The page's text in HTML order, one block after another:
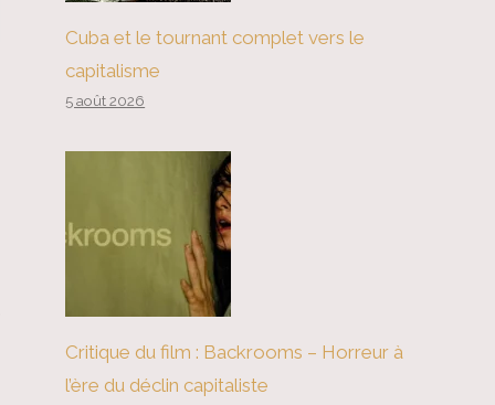
Cuba et le tournant complet vers le
capitalisme
5 août 2026
Critique du film : Backrooms – Horreur à
l’ère du déclin capitaliste